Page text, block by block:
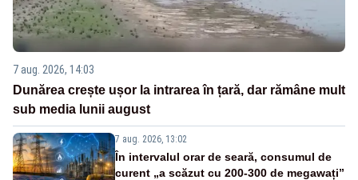
7 aug. 2026, 14:03
Dunărea crește ușor la intrarea în țară, dar rămâne mult
sub media lunii august
7 aug. 2026, 13:02
În intervalul orar de seară, consumul de
curent „a scăzut cu 200-300 de megawați”